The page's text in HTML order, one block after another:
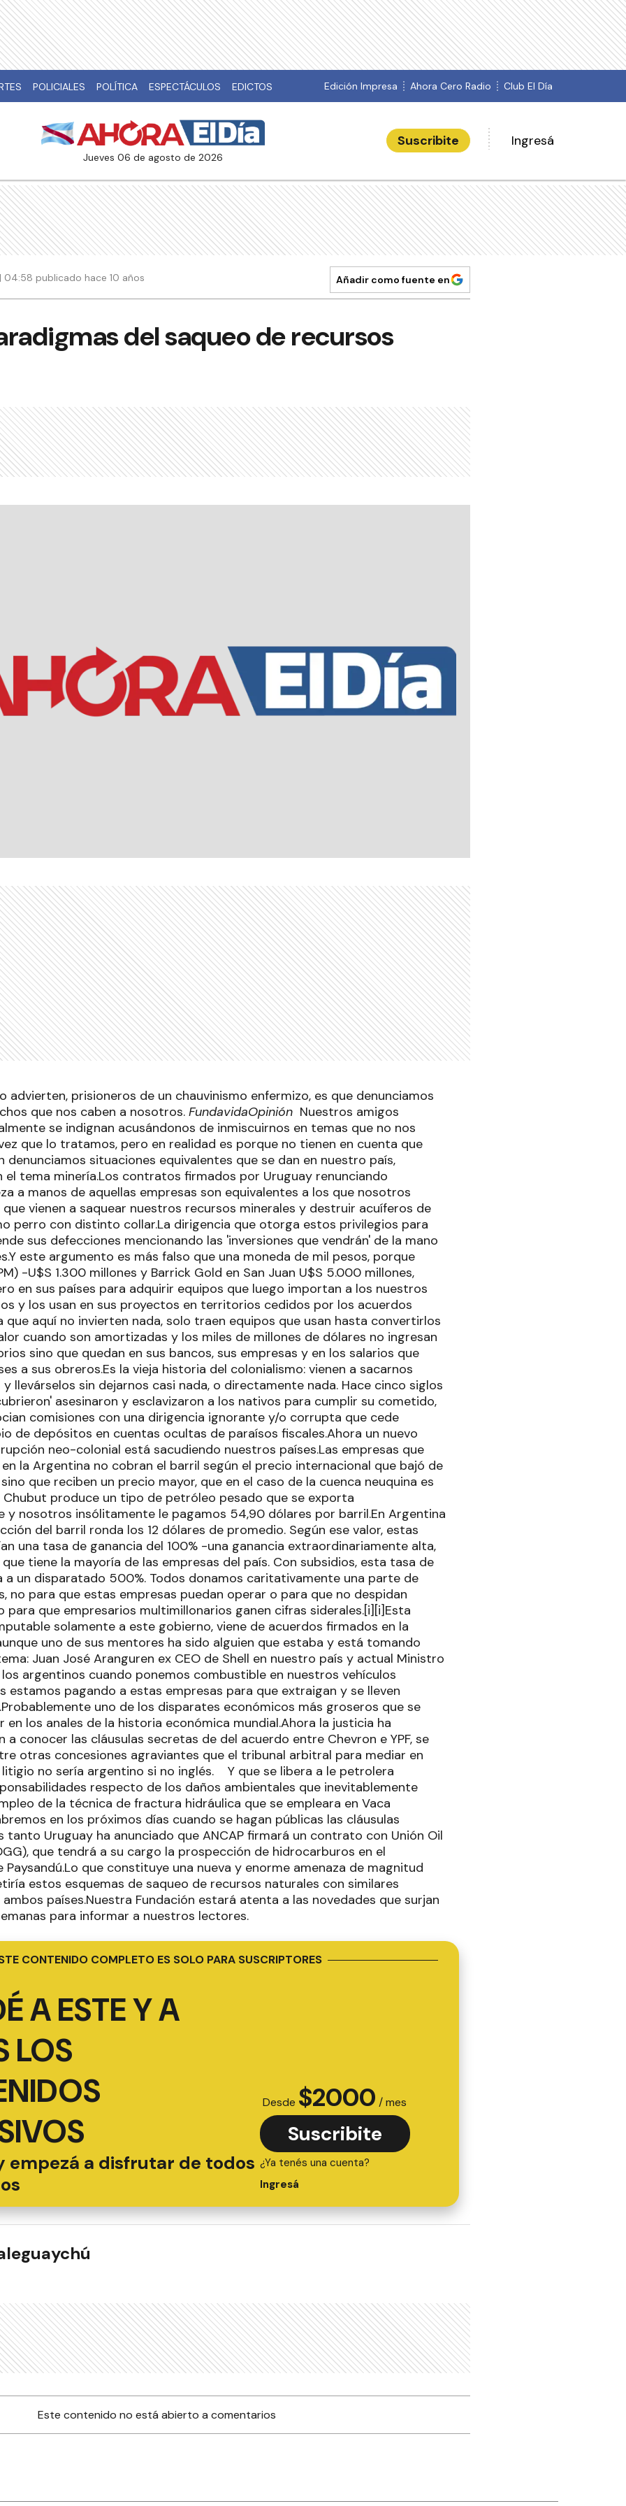
POLICIALES POLÍTICA ESPECTÁCULOS EDICTOS Edición Impresa Ahora Cero Radio Club El Día
jueves 06 de agosto de 2026
Suscribite Ingresá
04:58 publicado hace 10 años Añadir como fuente en
del saqueo de recursos
advierten, prisioneros de un chauvinismo enfermizo, es que denunciamos
que nos caben a nosotros. FundavidaOpinión Nuestros amigos
se indignan acusándonos de inmiscuirnos en temas que no nos
que lo tratamos, pero en realidad es porque no tienen en cuenta que
situaciones equivalentes que se dan en nuestro país,
el tema minería.Los contratos firmados por Uruguay renunciando
a manos de aquellas empresas son equivalentes a los que nosotros
vienen a saquear nuestros recursos minerales y destruir acuíferos de
perro con distinto collar.La dirigencia que otorga estos privilegios para
sus defecciones mencionando las 'inversiones que vendrán' de la mano
este argumento es más falso que una moneda de mil pesos, porque
-U$S 1.300 millones y Barrick Gold en San Juan U$S 5.000 millones,
en sus países para adquirir equipos que luego importan a los nuestros
y los usan en sus proyectos en territorios cedidos por los acuerdos
que aquí no invierten nada, solo traen equipos que usan hasta convertirlos
cuando son amortizadas y los miles de millones de dólares no ingresan
sino que quedan en sus bancos, sus empresas y en los salarios que
a sus obreros.Es la vieja historia del colonialismo: vienen a sacarnos
llevárselos sin dejarnos casi nada, o directamente nada. Hace cinco siglos
asesinaron y esclavizaron a los nativos para cumplir su cometido,
comisiones con una dirigencia ignorante y/o corrupta que cede
de depósitos en cuentas ocultas de paraísos fiscales.Ahora un nuevo
neo-colonial está sacudiendo nuestros países.Las empresas que
la Argentina no cobran el barril según el precio internacional que bajó de
que reciben un precio mayor, que en el caso de la cuenca neuquina es
Chubut produce un tipo de petróleo pesado que se exporta
y nosotros insólitamente le pagamos 54,90 dólares por barril.En Argentina
del barril ronda los 12 dólares de promedio. Según ese valor, estas
una tasa de ganancia del 100% -una ganancia extraordinariamente alta,
tiene la mayoría de las empresas del país. Con subsidios, esta tasa de
a un disparatado 500%. Todos donamos caritativamente una parte de
no para que estas empresas puedan operar o para que no despidan
para que empresarios multimillonarios ganen cifras siderales.[i][i]Esta
solamente a este gobierno, viene de acuerdos firmados en la
uno de sus mentores ha sido alguien que estaba y está tomando
Juan José Aranguren ex CEO de Shell en nuestro país y actual Ministro
los argentinos cuando ponemos combustible en nuestros vehículos
estamos pagando a estas empresas para que extraigan y se lleven
uno de los disparates económicos más groseros que se
en los anales de la historia económica mundial.Ahora la justicia ha
a conocer las cláusulas secretas de del acuerdo entre Chevron e YPF, se
otras concesiones agraviantes que el tribunal arbitral para mediar en
no sería argentino si no inglés. Y que se libera a le petrolera
respecto de los daños ambientales que inevitablemente
de la técnica de fractura hidráulica que se empleara en Vaca
en los próximos días cuando se hagan públicas las cláusulas
tanto Uruguay ha anunciado que ANCAP firmará un contrato con Unión Oil
que tendrá a su cargo la prospección de hidrocarburos en el
que constituye una nueva y enorme amenaza de magnitud
estos esquemas de saqueo de recursos naturales con similares
países.Nuestra Fundación estará atenta a las novedades que surjan
para informar a nuestros lectores.
CONTENIDO COMPLETO ES SOLO PARA SUSCRIPTORES
A ESTE Y A
LOS
empezá a disfrutar de todos
Desde $2000 / mes
Suscribite
¿Ya tenés una cuenta?
Ingresá
Este contenido no está abierto a comentarios